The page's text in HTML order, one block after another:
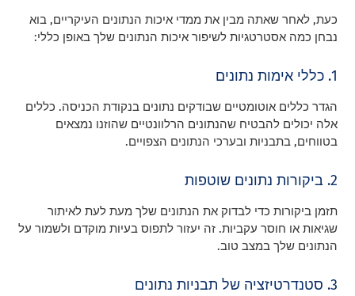
כעת, לאחר שאתה מבין את ממדי איכות הנתונים העיקריים, בוא
נבחן כמה אסטרטגיות לשיפור איכות הנתונים שלך באופן כללי:
1. כללי אימות נתונים
הגדר כללים אוטומטיים שבודקים נתונים בנקודת הכניסה. כללים
אלה יכולים להבטיח שהנתונים הרלוונטיים שהוזנו נמצאים
בטווחים, בתבניות ובערכי הנתונים הצפויים.
2. ביקורות נתונים שוטפות
תזמן ביקורות כדי לבדוק את הנתונים שלך מעת לעת לאיתור
שגיאות או חוסר עקביות. זה יעזור לתפוס בעיות מוקדם ולשמור על
הנתונים שלך במצב טוב.
3. סטנדרטיזציה של תבניות נתונים